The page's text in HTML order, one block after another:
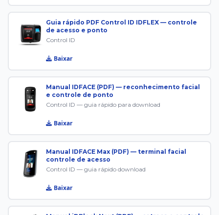
Guia rápido PDF Control ID IDFLEX — controle
de acesso e ponto
Control ID
Baixar
Manual IDFACE (PDF) — reconhecimento facial
e controle de ponto
Control ID — guia rápido para download
Baixar
Manual IDFACE Max (PDF) — terminal facial
controle de acesso
Control ID — guia rápido download
Baixar